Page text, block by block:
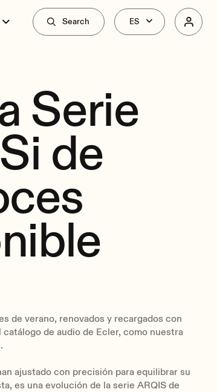
Search
Serie
de
de verano, renovados y recargados con
de audio de Ecler, como nuestra
ajustado con precisión para equilibrar su
es una evolución de la serie ARQIS de